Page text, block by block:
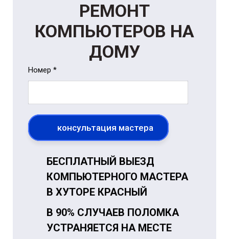
РЕМОНТ
КОМПЬЮТЕРОВ НА
ДОМУ
Номер *
консультация мастера
БЕСПЛАТНЫЙ ВЫЕЗД
КОМПЬЮТЕРНОГО МАСТЕРА
В ХУТОРЕ КРАСНЫЙ
В 90% СЛУЧАЕВ ПОЛОМКА
УСТРАНЯЕТСЯ НА МЕСТЕ